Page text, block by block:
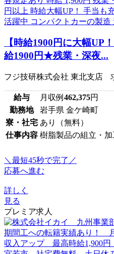
【時給1900円に大幅UP
給1900円★残業・深夜...
フジ技研株式会社 東北支店
給与 月収例 462,375円
勤務地
岩手県 金ケ崎町
寮・社宅 あり（無料）
仕事内容 樹脂製品の組立・
＼最短45秒で完了／
応募へ進む
詳しく
見る
プレミア求人